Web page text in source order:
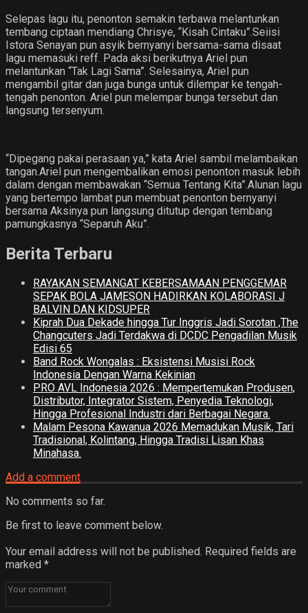
Selepas lagu itu, penonton semakin terbawa melantunkan
tembang ciptaan mendiang Chrisye, “Kisah Cintaku”.Seiisi
Istora Senayan pun asyik bernyanyi bersama-sama disaat
lagu memasuki reff. Pada aksi berikutnya Ariel pun
melantunkan “Tak Lagi Sama”. Selesainya, Ariel pun
mengambil gitar dan juga bunga untuk dilempar ke tengah-
tengah penonton. Ariel pun melempar bunga tersebut dan
langsung tersenyum.
“Dipegang pakai perasaan ya,” kata Ariel sambil melambaikan
tangan.Ariel pun mengembalikan emosi penonton masuk lebih
dalam dengan membawakan “Semua Tentang Kita”.Alunan lagu
yang bertempo lambat pun membuat penonton bernyanyi
bersama Aksinya pun langsung ditutup dengan tembang
pamungkasnya “Separuh Aku”.
Berita Terbaru
RAYAKAN SEMANGAT KEBERSAMAAN PENGGEMAR
SEPAK BOLA JAMESON HADIRKAN KOLABORASI J
BALVIN DAN KIDSUPER
Kiprah Dua Dekade hingga Tur Inggris Jadi Sorotan ,The
Changcuters Jadi Terdakwa di DCDC Pengadilan Musik
Edisi 65
Band Rock Wongalas : Eksistensi Musisi Rock
Indonesia Dengan Warna Kekinian
PRO AVL Indonesia 2026 : Mempertemukan Produsen,
Distributor, Integrator Sistem, Penyedia Teknologi,
Hingga Profesional Industri dari Berbagai Negara.
Malam Pesona Kawanua 2026 Memadukan Musik, Tari
Tradisional, Kolintang, Hingga Tradisi Lisan Khas
Minahasa.
Add a comment
No comments so far.
Be first to leave comment below.
Your email address will not be published. Required fields are
marked *